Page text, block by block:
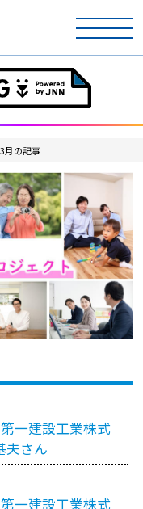
募金
災
月の記事
一建設工業株式
さん
一建設工業株式